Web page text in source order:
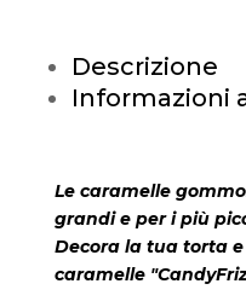
Descrizione
Informazioni
Le caramelle
grandi e per i più
Decora la tua torta
caramelle